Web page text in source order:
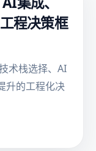
程决策框
术栈选择、AI
升的工程化决